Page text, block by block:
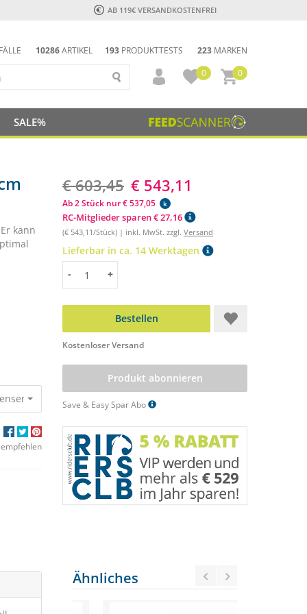
AB 119€ VERSANDKOSTENFREI
193 PRODUKTTESTS 223 MARKEN
10286ARTIKEL
0
0
SALE%
kann
603,45 € 543,11 €
€ 603,45 € 543,11
Ab 2 Stück nur € 537,05 k
RC-Mitglieder sparen € 27,16
(€ 543,11/Stück) | inkl. MwSt. zzgl. Versand
Lieferbar in ca. 14 Werktagen
Menge
- +
Bestellen
Kostenloser Versand
Produkt abonnieren
Save & Easy Spar Abo
Ähnliches